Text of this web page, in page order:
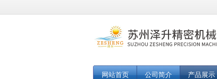
网站首页 公司简介 产品展示